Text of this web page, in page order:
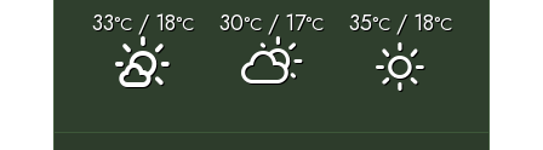
33°C / 18°C 30°C / 17°C 35°C/ 18°C